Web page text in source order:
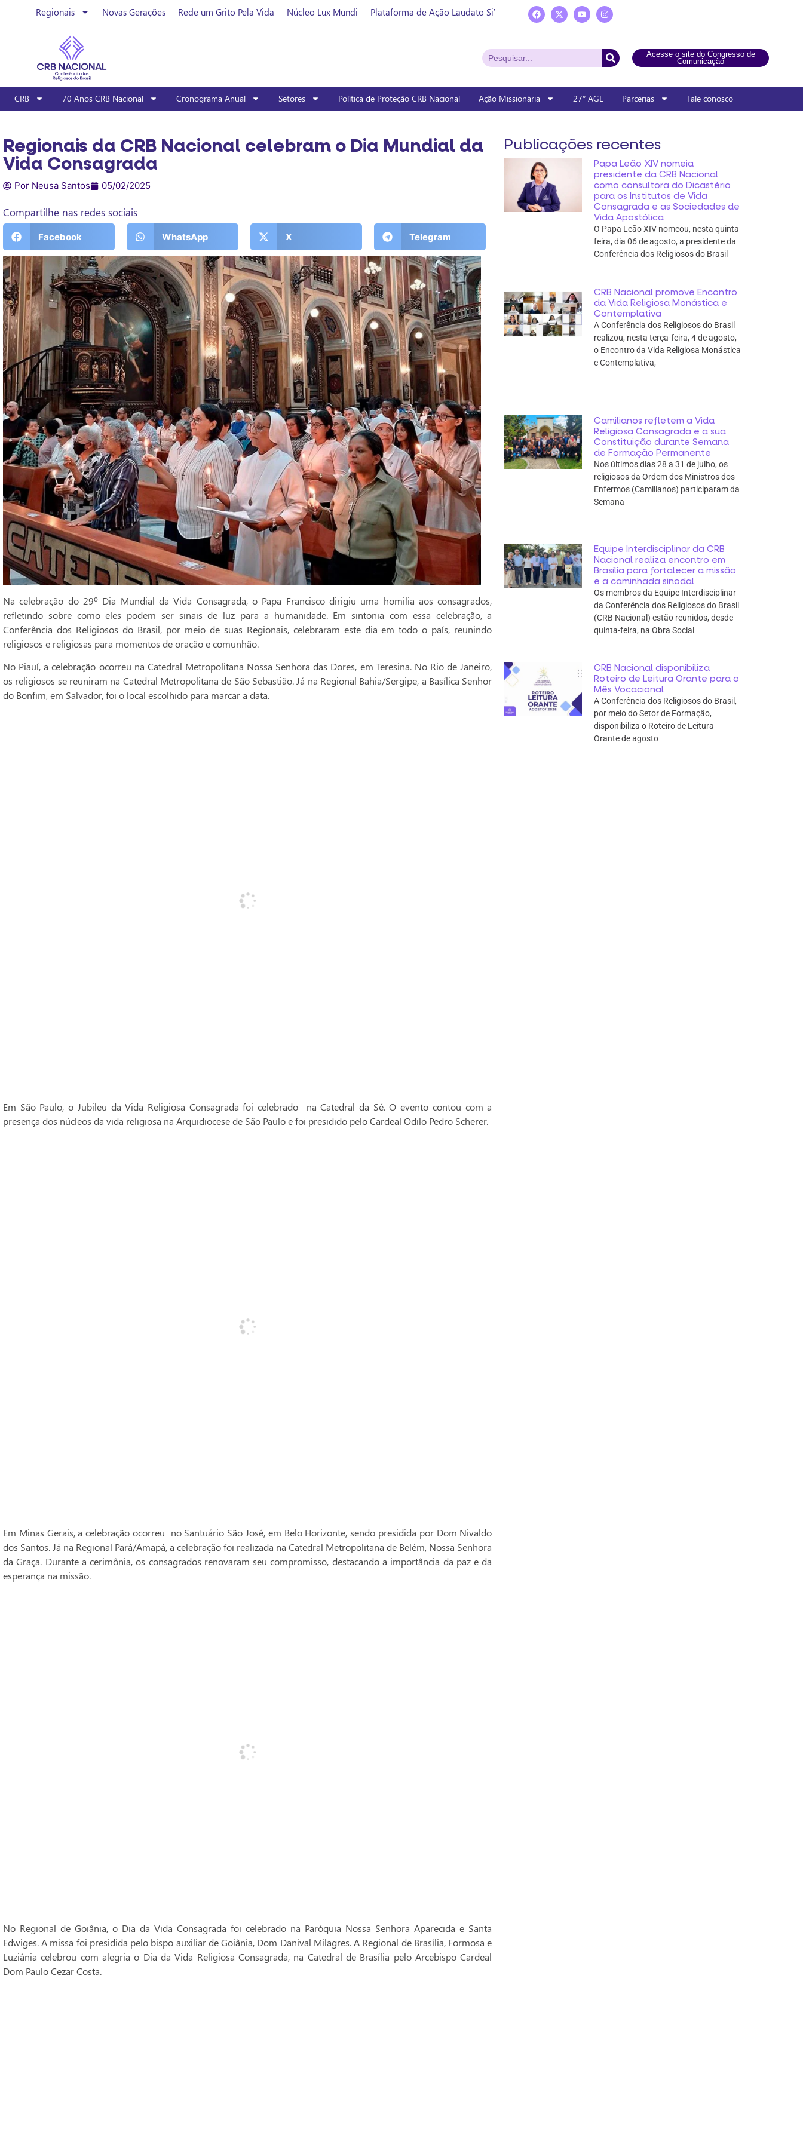
Regionais Novas Gerações Rede um Grito Pela Vida Núcleo Lux Mundi Plataforma de Ação Laudato Si’
Acesse o site do Congresso de
Comunicação
CRB 70 Anos CRB Nacional Cronograma Anual Setores Política de Proteção CRB Nacional Ação Missionária 27° AGE Parcerias Fale conosco
Regionais da CRB Nacional celebram o Dia Mundial da
Vida Consagrada
Por Neusa Santos 05/02/2025
Compartilhe nas redes sociais
Facebook WhatsApp X Telegram
Na celebração do 29º Dia Mundial da Vida Consagrada, o Papa Francisco dirigiu uma homilia aos consagrados,
refletindo sobre como eles podem ser sinais de luz para a humanidade. Em sintonia com essa celebração, a
Conferência dos Religiosos do Brasil, por meio de suas Regionais, celebraram este dia em todo o país, reunindo
religiosos e religiosas para momentos de oração e comunhão.
No Piauí, a celebração ocorreu na Catedral Metropolitana Nossa Senhora das Dores, em Teresina. No Rio de Janeiro,
os religiosos se reuniram na Catedral Metropolitana de São Sebastião. Já na Regional Bahia/Sergipe, a Basílica Senhor
do Bonfim, em Salvador, foi o local escolhido para marcar a data.
Em São Paulo, o Jubileu da Vida Religiosa Consagrada foi celebrado na Catedral da Sé. O evento contou com a
presença dos núcleos da vida religiosa na Arquidiocese de São Paulo e foi presidido pelo Cardeal Odilo Pedro Scherer.
Em Minas Gerais, a celebração ocorreu no Santuário São José, em Belo Horizonte, sendo presidida por Dom Nivaldo
dos Santos. Já na Regional Pará/Amapá, a celebração foi realizada na Catedral Metropolitana de Belém, Nossa Senhora
da Graça. Durante a cerimônia, os consagrados renovaram seu compromisso, destacando a importância da paz e da
esperança na missão.
No Regional de Goiânia, o Dia da Vida Consagrada foi celebrado na Paróquia Nossa Senhora Aparecida e Santa
Edwiges. A missa foi presidida pelo bispo auxiliar de Goiânia, Dom Danival Milagres. A Regional de Brasília, Formosa e
Luziânia celebrou com alegria o Dia da Vida Religiosa Consagrada, na Catedral de Brasília pelo Arcebispo Cardeal
Dom Paulo Cezar Costa.
Publicações recentes
Papa Leão XIV nomeia
presidente da CRB Nacional
como consultora do Dicastério
para os Institutos de Vida
Consagrada e as Sociedades de
Vida Apostólica
O Papa Leão XIV nomeou, nesta quinta
feira, dia 06 de agosto, a presidente da
Conferência dos Religiosos do Brasil
CRB Nacional promove Encontro
da Vida Religiosa Monástica e
Contemplativa
A Conferência dos Religiosos do Brasil
realizou, nesta terça-feira, 4 de agosto,
o Encontro da Vida Religiosa Monástica
e Contemplativa,
Camilianos refletem a Vida
Religiosa Consagrada e a sua
Constituição durante Semana
de Formação Permanente
Nos últimos dias 28 a 31 de julho, os
religiosos da Ordem dos Ministros dos
Enfermos (Camilianos) participaram da
Semana
Equipe Interdisciplinar da CRB
Nacional realiza encontro em
Brasília para fortalecer a missão
e a caminhada sinodal
Os membros da Equipe Interdisciplinar
da Conferência dos Religiosos do Brasil
(CRB Nacional) estão reunidos, desde
quinta-feira, na Obra Social
CRB Nacional disponibiliza
Roteiro de Leitura Orante para o
Mês Vocacional
A Conferência dos Religiosos do Brasil,
por meio do Setor de Formação,
disponibiliza o Roteiro de Leitura
Orante de agosto